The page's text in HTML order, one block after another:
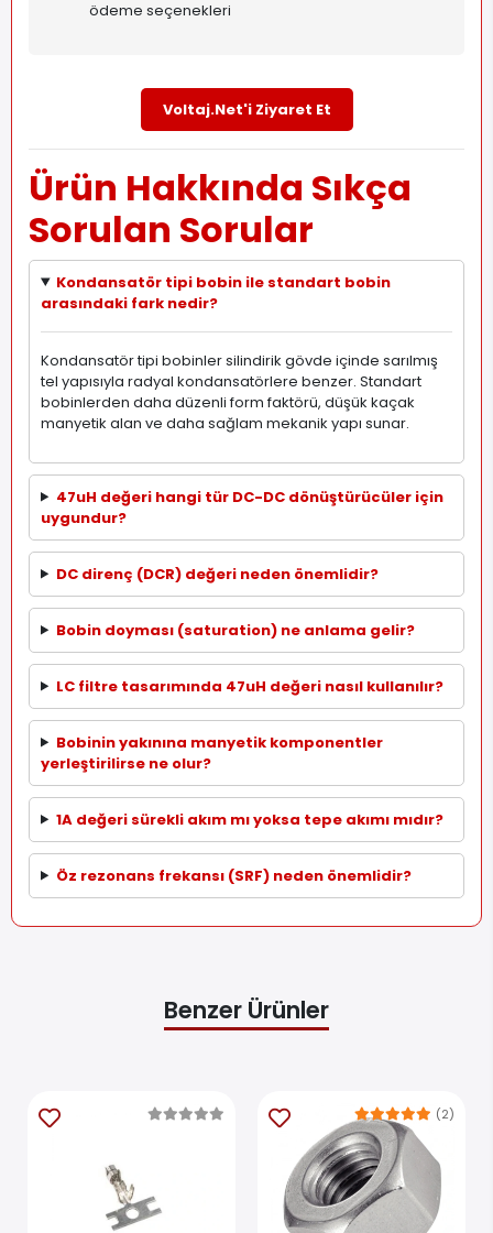
ödeme seçenekleri
Voltaj.Net'i Ziyaret Et
Ürün Hakkında Sıkça
Sorulan Sorular
Kondansatör tipi bobin ile standart bobin
arasındaki fark nedir?
Kondansatör tipi bobinler silindirik gövde içinde sarılmış
tel yapısıyla radyal kondansatörlere benzer. Standart
bobinlerden daha düzenli form faktörü, düşük kaçak
manyetik alan ve daha sağlam mekanik yapı sunar.
47uH değeri hangi tür DC-DC dönüştürücüler için
uygundur?
DC direnç (DCR) değeri neden önemlidir?
Bobin doyması (saturation) ne anlama gelir?
LC filtre tasarımında 47uH değeri nasıl kullanılır?
Bobinin yakınına manyetik komponentler
yerleştirilirse ne olur?
1A değeri sürekli akım mı yoksa tepe akımı mıdır?
Öz rezonans frekansı (SRF) neden önemlidir?
Benzer Ürünler
(2)